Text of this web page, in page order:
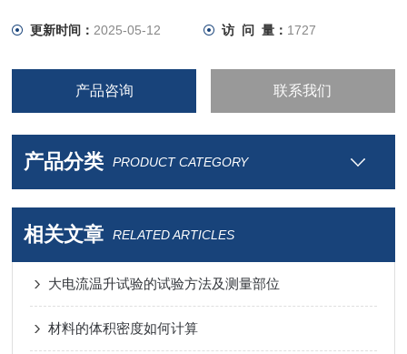
更新时间： 2025-05-12 访 问 量： 1727
产品咨询 联系我们
产品分类 PRODUCT CATEGORY
相关文章 RELATED ARTICLES
大电流温升试验的试验方法及测量部位
材料的体积密度如何计算